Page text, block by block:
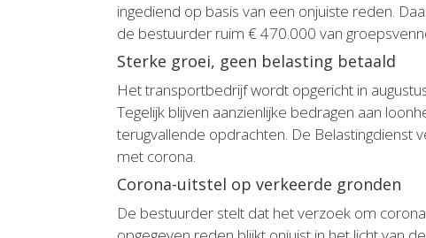
ingediend op basis van een onjuiste reden.
de bestuurder ruim € 470.000 van
Sterke groei, geen belasting betaald
Het transportbedrijf wordt opgericht in
Tegelijk blijven aanzienlijke bedragen aan
terugvallende opdrachten. De Belastingdienst
met corona.
Corona-uitstel op verkeerde gronden
De bestuurder stelt dat het verzoek om